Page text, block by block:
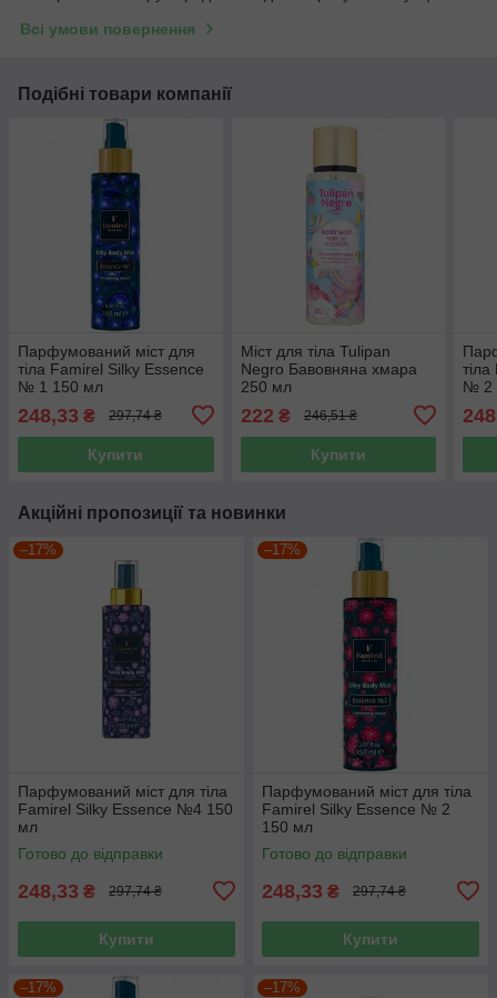
Всі умови повернення
Подібні товари компанії
Парфумований міст для
тіла Famirel Silky Essence
№ 1 150 мл
248,33 ₴ 297,74 ₴
Купити
Міст для тіла Tulipan
Negro Бавовняна хмара
250 мл
222 ₴ 246,51 ₴
Купити
№ 2
Акційні пропозиції та новинки
–17%
Парфумований міст для тіла
Famirel Silky Essence №4 150
мл
Готово до відправки
248,33 ₴ 297,74 ₴
Купити
–17%
Парфумований міст для тіла
Famirel Silky Essence № 2
150 мл
Готово до відправки
248,33 ₴ 297,74 ₴
Купити
–17% –17%